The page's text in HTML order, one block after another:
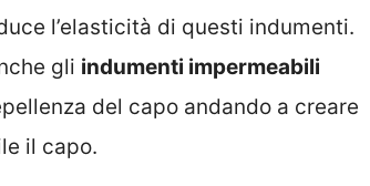
l’elasticità di questi indumenti.
gli indumenti impermeabili
del capo andando a creare
il capo.